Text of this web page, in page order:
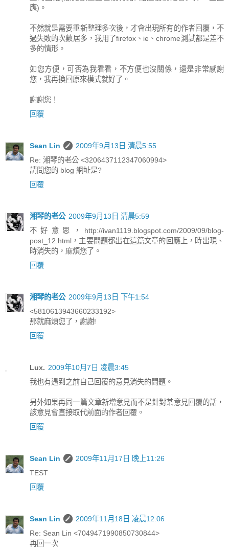
應)。
不然就是需要重新整理多次後，才會出現所有的作者回覆，不
過失敗的次數居多，我用了firefox、ie、chrome測試都是差不
多的情形。
如您方便，可否為我看看，不方便也沒關係，還是非常感謝
您，我再換回原來模式就好了。
謝謝您！
回覆
Sean Lin
2009年9月13日 清晨5:55
Re: 湘琴的老公 <3206437112347060994>
請問您的 blog 網址是?
回覆
湘琴的老公 2009年9月13日 清晨5:59
不好意思，http://ivan1119.blogspot.com/2009/09/blog-
post_12.html，主要問題都出在這篇文章的回應上，時出現、
時消失的，麻煩您了。
回覆
湘琴的老公 2009年9月13日 下午1:54
<5810613943660233192>
那就麻煩您了，謝謝!
回覆
Lux. 2009年10月7日 凌晨3:45
我也有遇到之前自己回覆的意見消失的問題。
另外如果再同一篇文章新增意見而不是針對某意見回覆的話，
該意見會直接取代前面的作者回覆。
回覆
Sean Lin
2009年11月17日 晚上11:26
TEST
回覆
Sean Lin
2009年11月18日 凌晨12:06
Re: Sean Lin <7049471990850730844>
再回一次